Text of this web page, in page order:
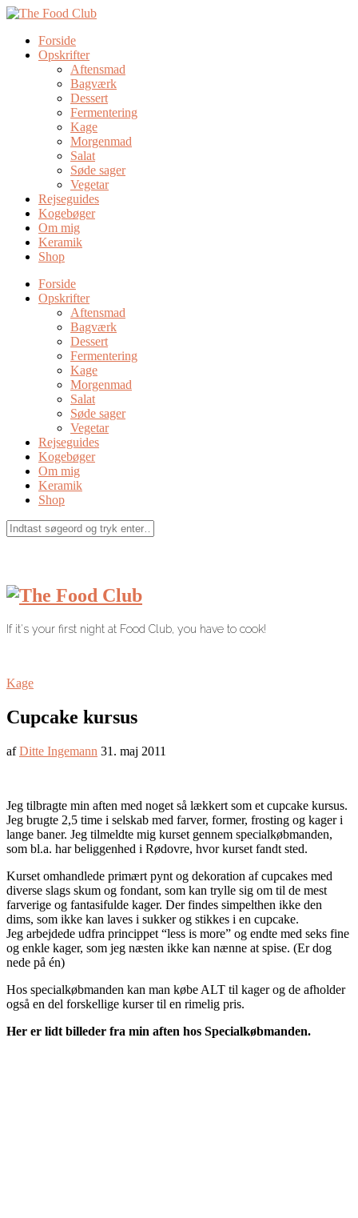
Forside
Opskrifter
Aftensmad
Bagværk
Dessert
Fermentering
Kage
Morgenmad
Salat
Søde sager
Vegetar
Rejseguides
Kogebøger
Om mig
Keramik
Shop
Forside
Opskrifter
Aftensmad
Bagværk
Dessert
Fermentering
Kage
Morgenmad
Salat
Søde sager
Vegetar
Rejseguides
Kogebøger
Om mig
Keramik
Shop
If it's your first night at Food Club, you have to cook!
Kage
Cupcake kursus
afDitte Ingemann 31. maj 2011
Jeg tilbragte min aften med noget så lækkert som et cupcake kursus.
Jeg brugte 2,5 time i selskab med farver, former, frosting og kager i
lange baner. Jeg tilmeldte mig kurset gennem specialkøbmanden,
som bl.a. har beliggenhed i Rødovre, hvor kurset fandt sted.
Kurset omhandlede primært pynt og dekoration af cupcakes med
diverse slags skum og fondant, som kan trylle sig om til de mest
farverige og fantasifulde kager. Der findes simpelthen ikke den
dims, som ikke kan laves i sukker og stikkes i en cupcake.
Jeg arbejdede udfra princippet “less is more” og endte med seks fine
og enkle kager, som jeg næsten ikke kan nænne at spise. (Er dog
nede på én)
Hos specialkøbmanden kan man købe ALT til kager og de afholder
også en del forskellige kurser til en rimelig pris.
Her er lidt billeder fra min aften hos Specialkøbmanden.